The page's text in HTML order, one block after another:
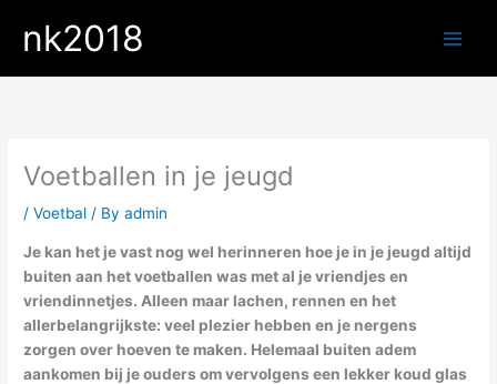
nk2018
Voetballen in je jeugd
/Voetbal / Byadmin
Je kan het je vast nog wel herinneren hoe je in je jeugd altijd
buiten aan het voetballen was met al je vriendjes en
vriendinnetjes. Alleen maar lachen, rennen en het
allerbelangrijkste: veel plezier hebben en je nergens
zorgen over hoeven te maken. Helemaal buiten adem
aankomen bij je ouders om vervolgens een lekker koud glas